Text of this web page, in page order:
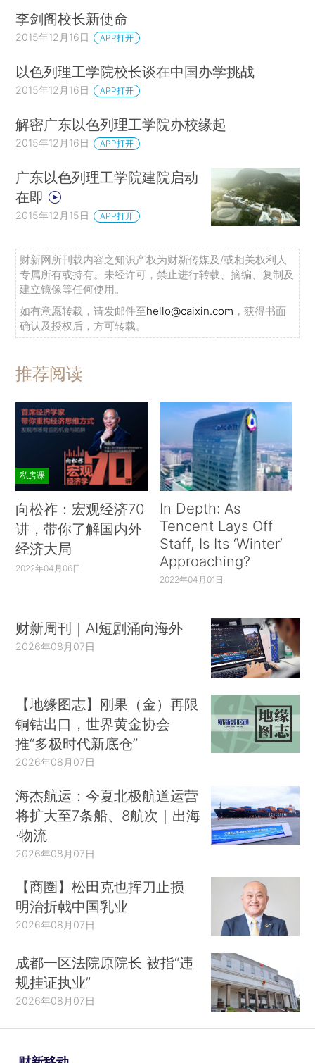
李剑阁校长新使命
2015年12月16日 APP打开
以色列理工学院校长谈在中国办学挑战
2015年12月16日 APP打开
解密广东以色列理工学院办校缘起
2015年12月16日 APP打开
广东以色列理工学院建院启动
在即
2015年12月15日 APP打开
财新网所刊载内容之知识产权为财新传媒及/或相关权利人
专属所有或持有。未经许可，禁止进行转载、摘编、复制及
建立镜像等任何使用。
如有意愿转载，请发邮件至hello@caixin.com ，获得书面
确认及授权后，方可转载。
推荐阅读
私房课
向松祚：宏观经济70
讲，带你了解国内外
经济大局
2022年04月06日
In Depth: As
Tencent Lays Off
Staff, Is Its ‘Winter’
Approaching?
2022年04月01日
财新周刊｜AI短剧涌向海外
2026年08月07日
【地缘图志】刚果（金）再限
铜钴出口，世界黄金协会
推“多极时代新底仓”
2026年08月07日
海杰航运：今夏北极航道运营
将扩大至7条船、8航次｜出海
·物流
2026年08月07日
【商圈】松田克也挥刀止损
明治折戟中国乳业
2026年08月07日
成都一区法院原院长 被指“违
规挂证执业”
2026年08月07日